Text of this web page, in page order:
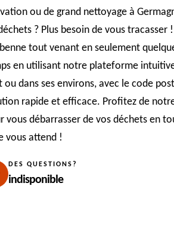
ou de grand nettoyage à
? Plus besoin de vous tracasser
tout venant en seulement
en utilisant notre plateforme
dans ses environs, avec le code
rapide et efficace. Profitez de
vous débarrasser de vos déchets en
vous attend !
DES QUESTIONS?
indisponible